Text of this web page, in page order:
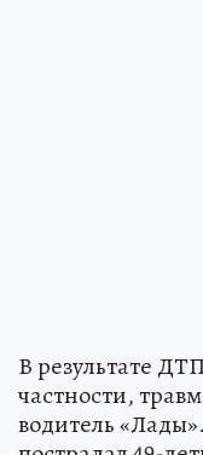
В результате
частности,
водитель